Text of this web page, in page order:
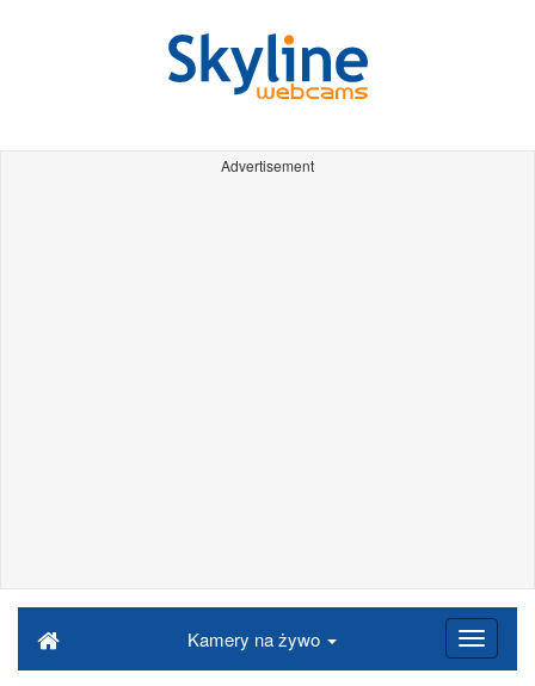
Advertisement
Kamery na żywo